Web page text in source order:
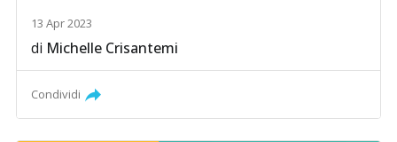
13 Apr 2023
di Michelle Crisantemi
Condividi